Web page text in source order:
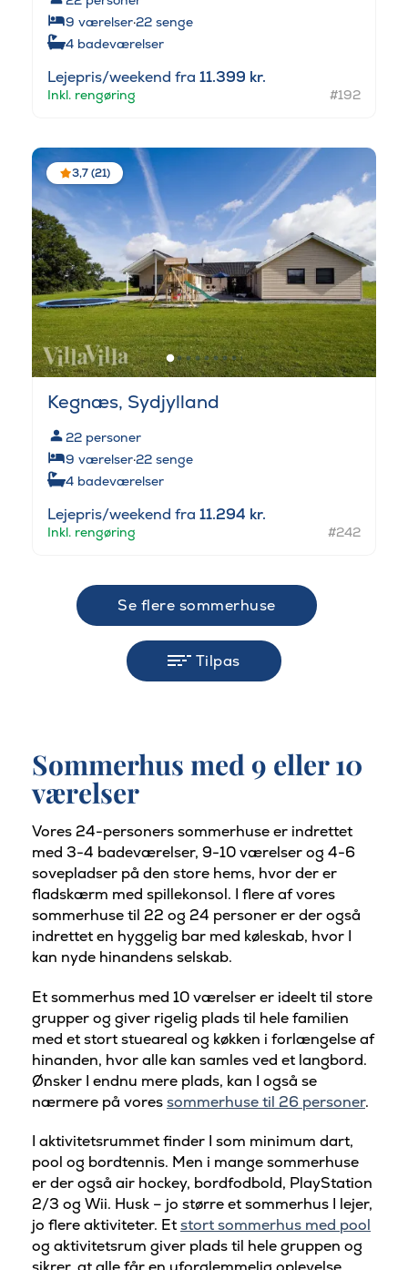
9 værelser·22 senge
4 badeværelser
Lejepris/weekend fra 11.399 kr.
Inkl. rengøring #192
3,7 (21)
Kegnæs, Sydjylland
22 personer
9 værelser·22 senge
4 badeværelser
Lejepris/weekend fra 11.294 kr.
Inkl. rengøring #242
Se flere sommerhuse
Tilpas
Sommerhus med 9 eller 10
værelser
Vores 24-personers sommerhuse er indrettet
med 3-4 badeværelser, 9-10 værelser og 4-6
sovepladser på den store hems, hvor der er
fladskærm med spillekonsol. I flere af vores
sommerhuse til 22 og 24 personer er der også
indrettet en hyggelig bar med køleskab, hvor I
kan nyde hinandens selskab.
Et sommerhus med 10 værelser er ideelt til store
grupper og giver rigelig plads til hele familien
med et stort stueareal og køkken i forlængelse af
hinanden, hvor alle kan samles ved et langbord.
Ønsker I endnu mere plads, kan I også se
nærmere på voressommerhuse til 26 personer.
I aktivitetsrummet finder I som minimum dart,
pool og bordtennis. Men i mange sommerhuse
er der også air hockey, bordfodbold, PlayStation
2/3 og Wii. Husk – jo større et sommerhus I lejer,
jo flere aktiviteter. Etstort sommerhus med pool
og aktivitetsrum giver plads til hele gruppen og